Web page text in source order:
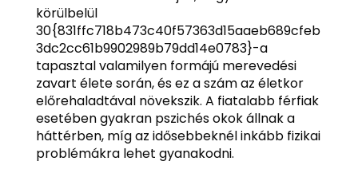
körülbelül
30{831ffc718b473c40f57363d15aaeb689cfeb
3dc2cc61b9902989b79dd14e0783}-a
tapasztal valamilyen formájú merevedési
zavart élete során, és ez a szám az életkor
előrehaladtával növekszik. A fiatalabb férfiak
esetében gyakran pszichés okok állnak a
háttérben, míg az idősebbeknél inkább fizikai
problémákra lehet gyanakodni.